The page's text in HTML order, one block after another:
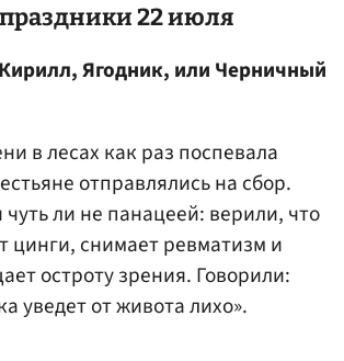
22 июля
Ягодник, или Черничный
в лесах как раз поспевала
отправлялись на сбор.
чуть ли не панацеей: верили, что
цинги, снимает ревматизм и
остроту зрения. Говорили:
уведет от живота лихо».